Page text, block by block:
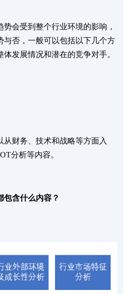
会受到整个行业环境的影响，
与否，一般可以包括以下几个方
发展情况和潜在的竞争对手。
从财务、技术和战略等方面入
分析等内容。
包含什么内容？